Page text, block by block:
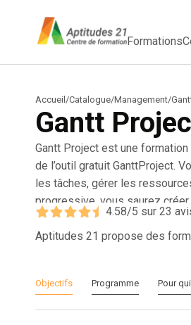
Formations
Accueil /Catalogue/Management/
Gantt
Gantt Project est une
de l’outil gratuit GanttProject.
les tâches, gérer les
progressive, vous saurez
jalons, générer des rapports
Project). Que vous soyez chef
projet, cette formation vous
payants ni compétences
méthodes de travail.
4.58/5 sur 23
Aptitudes 21 propose des
Objectifs Programme Pour